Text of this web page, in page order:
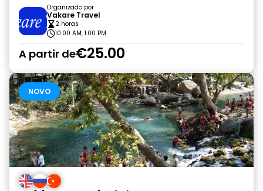
Organizado por
Vakare Travel
2 horas
10:00 AM, 1:00 PM
A partir de€25.00
NOVO